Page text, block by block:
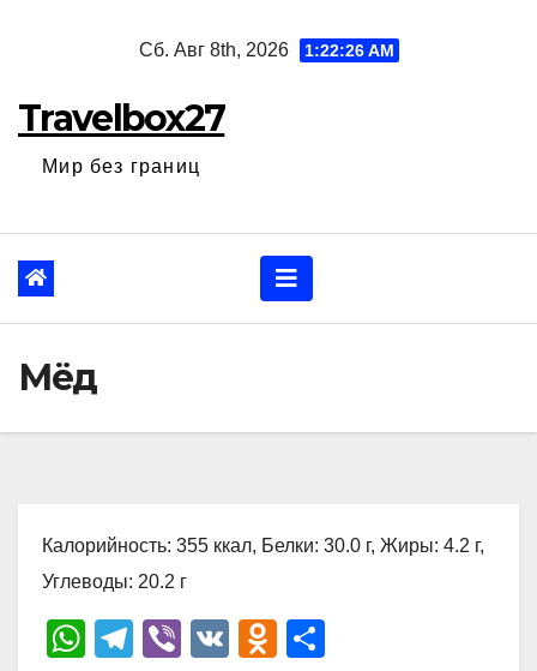
Сб. Авг 8th, 2026 1:22:27 AM
Travelbox27
Мир без границ
Мёд
Калорийность: 355 ккал, Белки: 30.0 г, Жиры: 4.2 г,
Углеводы: 20.2 г
W
T
Vi
V
O